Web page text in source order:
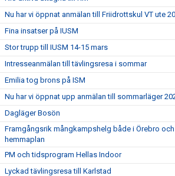
Nu har vi öppnat anmälan till Friidrottskul VT ute
Fina insatser på IUSM
Stor trupp till IUSM 14-15 mars
Intresseanmälan till tävlingsresa i sommar
Emilia tog brons på ISM
Nu har vi öppnat upp anmälan till sommarläger
Dagläger Bosön
Framgångsrik mångkampshelg både i Örebro
hemmaplan
PM och tidsprogram Hellas Indoor
Lyckad tävlingsresa till Karlstad